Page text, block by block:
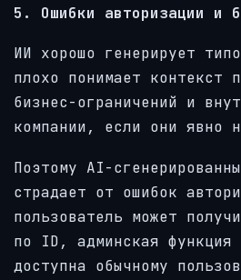
5. Ошибки авторизации и
ИИ хорошо генерирует
плохо понимает контекст
бизнес-ограничений и
компании, если они явно
Поэтому AI-
страдает от ошибок
пользователь может
по ID, админская функция
доступна обычному